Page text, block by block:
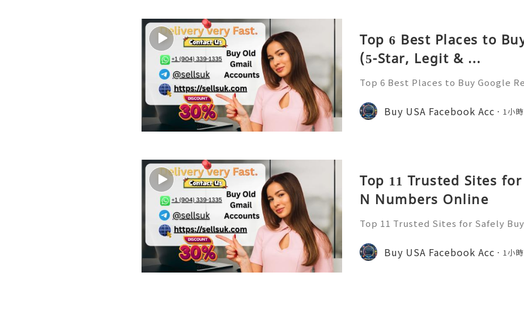
Top 6 Best Places to
(5-Star, Legit & …
Top 6 Best Places to Buy Google
omy, public review systems act
consumer decision-mak
Buy USA Facebook Acc 1小
Top 11 Trusted Sites
N Numbers Online
Top 11 Trusted Sites for Safely
nal identification frameworks
astructure for civic parti
Buy USA Facebook Acc 1小